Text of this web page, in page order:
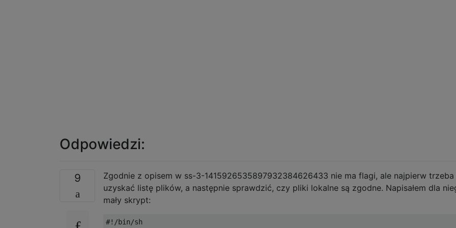
Odpowiedzi:
9
Zgodnie z opisem w ss-3-1415926535897932384626433 nie ma flagi, ale najpierw trzeba
uzyskać listę plików, a następnie sprawdzić, czy pliki lokalne są zgodne. Napisałem dla
mały skrypt:
#!/bin/sh